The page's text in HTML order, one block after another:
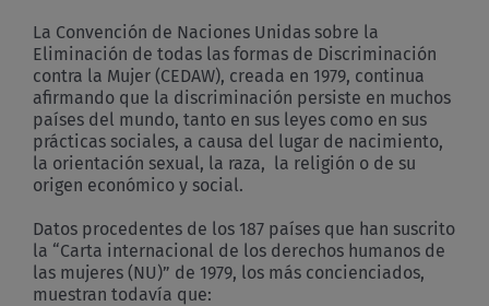
La Convención de Naciones Unidas sobre la
Eliminación de todas las formas de Discriminación
contra la Mujer (CEDAW), creada en 1979, continua
afirmando que la discriminación persiste en muchos
países del mundo, tanto en sus leyes como en sus
prácticas sociales, a causa del lugar de nacimiento,
la orientación sexual, la raza, la religión o de su
origen económico y social.
Datos procedentes de los 187 países que han suscrito
la “Carta internacional de los derechos humanos de
las mujeres (NU)” de 1979, los más concienciados,
muestran todavía que: